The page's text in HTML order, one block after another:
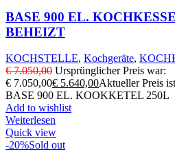
BASE 900 EL.
BEHEIZT
KOCHSTELLE, Kochgeräte,
€7.050,00 Ursprünglicher Preis war:
€ 7.050,00€ 5.640,00Aktueller Preis
BASE 900 EL. KOOKKETEL 250L
Add to wishlist
Weiterlesen
Quick view
-20%Sold out